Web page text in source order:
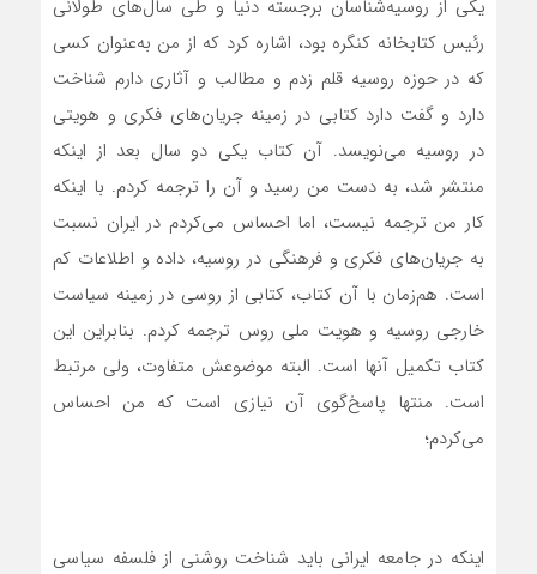
یکی از روسیه‌شناسان برجسته دنیا و طی سال‌های طولانی
رئیس کتابخانه کنگره بود، اشاره کرد که از من به‌عنوان کسی
که در حوزه روسیه قلم زدم و مطالب و آثاری دارم شناخت
دارد و گفت دارد کتابی در زمینه جریان‌های فکری و هویتی
در روسیه می‌نویسد. آن کتاب یکی دو سال بعد از اینکه
منتشر شد، به دست من رسید و آن را ترجمه کردم. با اینکه
کار من ترجمه نیست، اما احساس می‌کردم در ایران نسبت
به جریان‌های فکری و فرهنگی در روسیه، داده و اطلاعات کم
است. هم‌زمان با آن کتاب، کتابی از روسی در زمینه سیاست
خارجی روسیه و هویت ملی روس ترجمه کردم. بنابراین این
کتاب تکمیل آنها است. البته موضوعش متفاوت، ولی مرتبط
است. منتها پاسخ‌گوی آن نیازی است که من احساس
می‌کردم؛
اینکه در جامعه ایرانی باید شناخت روشنی از فلسفه سیاسی